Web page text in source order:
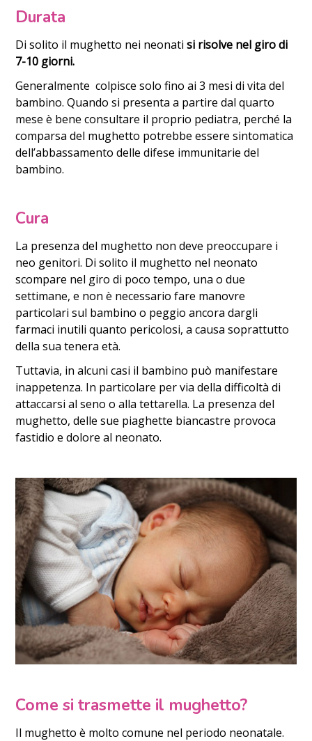
Durata
Di solito il mughetto nei neonatisi risolve nel giro di
7-10 giorni.
Generalmente colpisce solo fino ai 3 mesi di vita del
bambino. Quando si presenta a partire dal quarto
mese è bene consultare il proprio pediatra, perché la
comparsa del mughetto potrebbe essere sintomatica
dell’abbassamento delle difese immunitarie del
bambino.
Cura
La presenza del mughetto non deve preoccupare i
neo genitori. Di solito il mughetto nel neonato
scompare nel giro di poco tempo, una o due
settimane, e non è necessario fare manovre
particolari sul bambino o peggio ancora dargli
farmaci inutili quanto pericolosi, a causa soprattutto
della sua tenera età.
Tuttavia, in alcuni casi il bambino può manifestare
inappetenza. In particolare per via della difficoltà di
attaccarsi al seno o alla tettarella. La presenza del
mughetto, delle sue piaghette biancastre provoca
fastidio e dolore al neonato.
Come si trasmette il mughetto?
Il mughetto è molto comune nel periodo neonatale.